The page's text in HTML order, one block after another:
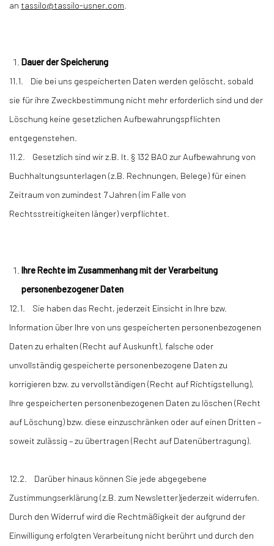
an tassilo@tassilo-usner.com
Dauer der Speicherung
11.1. Die bei uns gespeicherten Daten werden gelöscht, sobald
sie für ihre Zweckbestimmung nicht mehr erforderlich sind und der
Löschung keine gesetzlichen Aufbewahrungspflichten
entgegenstehen.
11.2. Gesetzlich sind wir z.B. lt. § 132 BAO zur Aufbewahrung von
Buchhaltungsunterlagen (z.B. Rechnungen, Belege) für einen
Zeitraum von zumindest 7 Jahren (im Falle von
Rechtsstreitigkeiten länger) verpflichtet.
Ihre Rechte im Zusammenhang mit der Verarbeitung
personenbezogener Daten
12.1. Sie haben das Recht, jederzeit Einsicht in Ihre bzw.
Information über Ihre von uns gespeicherten personenbezogenen
Daten zu erhalten (Recht auf Auskunft), falsche oder
unvollständig gespeicherte personenbezogene Daten zu
korrigieren bzw. zu vervollständigen (Recht auf Richtigstellung),
Ihre gespeicherten personenbezogenen Daten zu löschen (Recht
auf Löschung) bzw. diese einzuschränken oder auf einen Dritten –
soweit zulässig – zu übertragen (Recht auf Datenübertragung).
12.2. Darüber hinaus können Sie jede abgegebene
Zustimmungserklärung (z.B. zum Newsletter)jederzeit widerrufen.
Durch den Widerruf wird die Rechtmäßigkeit der aufgrund der
Einwilligung erfolgten Verarbeitung nicht berührt und durch den